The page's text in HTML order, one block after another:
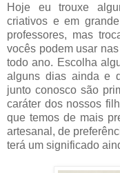
Hoje eu trouxe
criativos e em
professores, mas
vocês podem usar
todo ano. Escolha
alguns dias ainda e
junto conosco são
caráter dos nossos
que temos de mais
artesanal, de
terá um significado